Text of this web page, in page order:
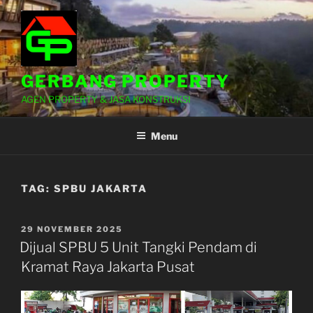
Lompat
ke
konten
GERBANG PROPERTY
AGEN PROPERTY & JASA KONSTRUKSI
Menu
TAG: SPBU JAKARTA
DIPOSKAN
PADA
29 NOVEMBER 2025
Dijual SPBU 5 Unit Tangki Pendam di
Kramat Raya Jakarta Pusat